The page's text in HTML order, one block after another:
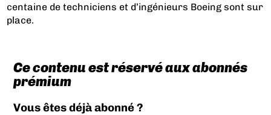
centaine de techniciens et d’ingénieurs Boeing sont sur
place.
Ce contenu est réservé aux abonnés
prémium
Vous êtes déjà abonné ?